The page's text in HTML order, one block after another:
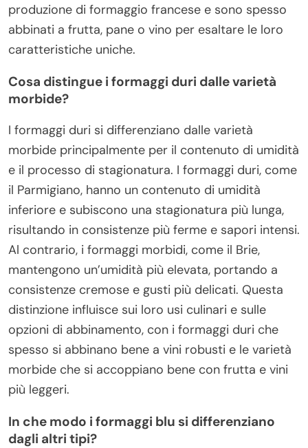
produzione di formaggio francese e sono spesso
abbinati a frutta, pane o vino per esaltare le loro
caratteristiche uniche.
Cosa distingue i formaggi duri dalle varietà
morbide?
I formaggi duri si differenziano dalle varietà
morbide principalmente per il contenuto di umidità
e il processo di stagionatura. I formaggi duri, come
il Parmigiano, hanno un contenuto di umidità
inferiore e subiscono una stagionatura più lunga,
risultando in consistenze più ferme e sapori intensi.
Al contrario, i formaggi morbidi, come il Brie,
mantengono un’umidità più elevata, portando a
consistenze cremose e gusti più delicati. Questa
distinzione influisce sui loro usi culinari e sulle
opzioni di abbinamento, con i formaggi duri che
spesso si abbinano bene a vini robusti e le varietà
morbide che si accoppiano bene con frutta e vini
più leggeri.
In che modo i formaggi blu si differenziano
dagli altri tipi?